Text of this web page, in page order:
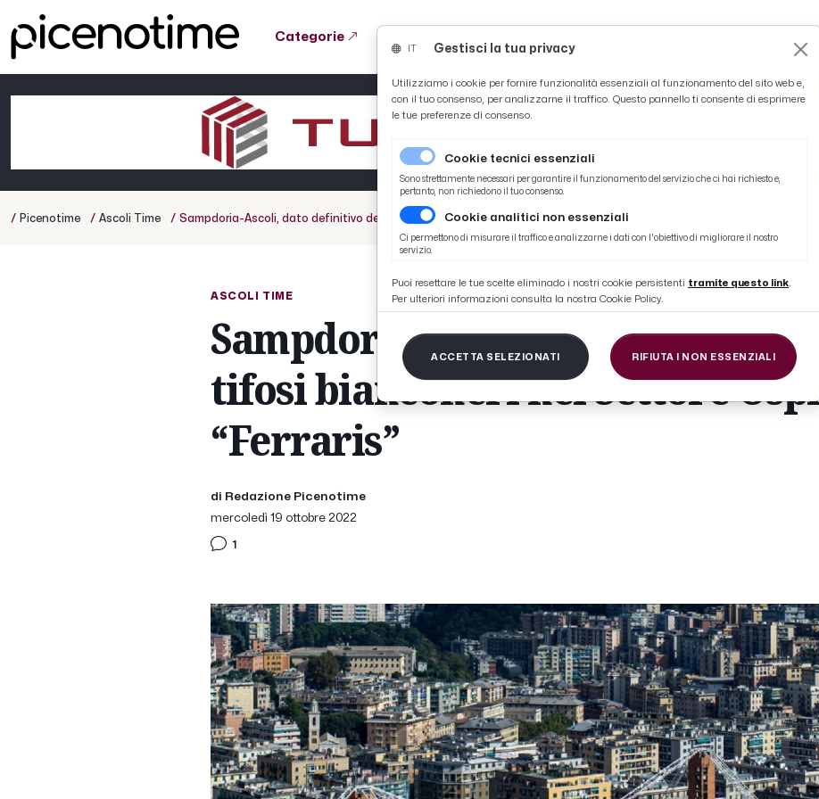
Categorie Coppa
/ Picenotime / Ascoli Time / Sampdoria-Ascoli, dato definitivo dei tifosi bianconeri nel Settore Ospiti del “Ferraris”
ASCOLI TIME
Sampdoria-Ascoli, dato
tifosi bianconeri nel Settore
“Ferraris”
di Redazione Picenotime
mercoledì 19 ottobre 2022
1
Gestisci la tua privacy
Utilizziamo i cookie per fornire funzionalità essenziali al funzionamento del sito web e,
con il tuo consenso, per analizzarne il traffico. Questo pannello ti consente di esprimere
le tue preferenze di consenso.
Cookie tecnici essenziali
Sono strettamente necessari per garantire il funzionamento del servizio che ci hai richiesto e,
pertanto, non richiedono il tuo consenso.
Cookie analitici non essenziali
Ci permettono di misurare il traffico e analizzarne i dati con l'obiettivo di migliorare il nostro
servizio.
Puoi resettare le tue scelte eliminado i nostri cookie persistenti tramite questo link.
Per ulteriori informazioni consulta la nostra Cookie Policy.
ACCETTA SELEZIONATI RIFIUTA I NON ESSENZIALI